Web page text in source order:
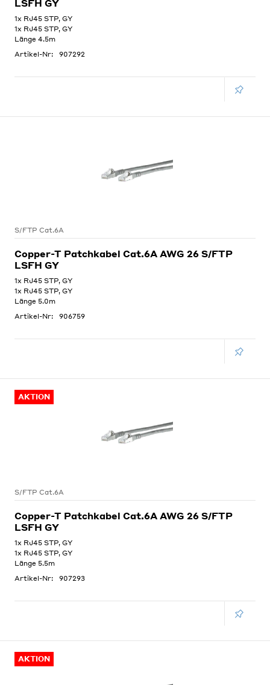
LSFH GY
1x RJ45 STP, GY
1x RJ45 STP, GY
Länge 4.5m
Artikel-Nr:
907292
S/FTP Cat.6A
Copper-T Patchkabel Cat.6A AWG 26 S/FTP
LSFH GY
1x RJ45 STP, GY
1x RJ45 STP, GY
Länge 5.0m
Artikel-Nr:
906759
AKTION
S/FTP Cat.6A
Copper-T Patchkabel Cat.6A AWG 26 S/FTP
LSFH GY
1x RJ45 STP, GY
1x RJ45 STP, GY
Länge 5.5m
Artikel-Nr:
907293
AKTION